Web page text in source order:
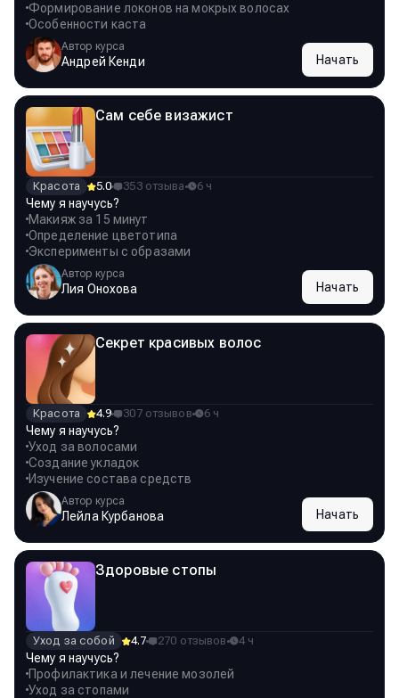
Формирование локонов на мокрых волосах
Особенности каста
Автор курса
Андрей Кенди Начать
Сам себе визажист
Красота 5.0 353 отзыва 6 ч
Чему я научусь?
Макияж за 15 минут
Определение цветотипа
Эксперименты с образами
Автор курса
Лия Онохова Начать
Секрет красивых волос
Красота 4.9 307 отзывов 6 ч
Чему я научусь?
Уход за волосами
Создание укладок
Изучение состава средств
Автор курса
Лейла Курбанова Начать
Здоровые стопы
Уход за собой 4.7 270 отзывов 4 ч
Чему я научусь?
Профилактика и лечение мозолей
Уход за стопами